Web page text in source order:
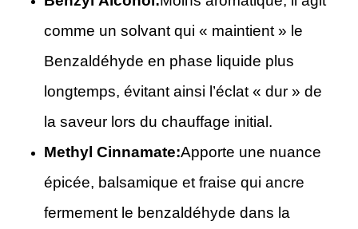
comme un solvant qui « maintient » le
Benzaldéhyde en phase liquide plus
longtemps, évitant ainsi l’éclat « dur » de
la saveur lors du chauffage initial.
Methyl Cinnamate:Apporte une nuance
épicée, balsamique et fraise qui ancre
fermement le benzaldéhyde dans la